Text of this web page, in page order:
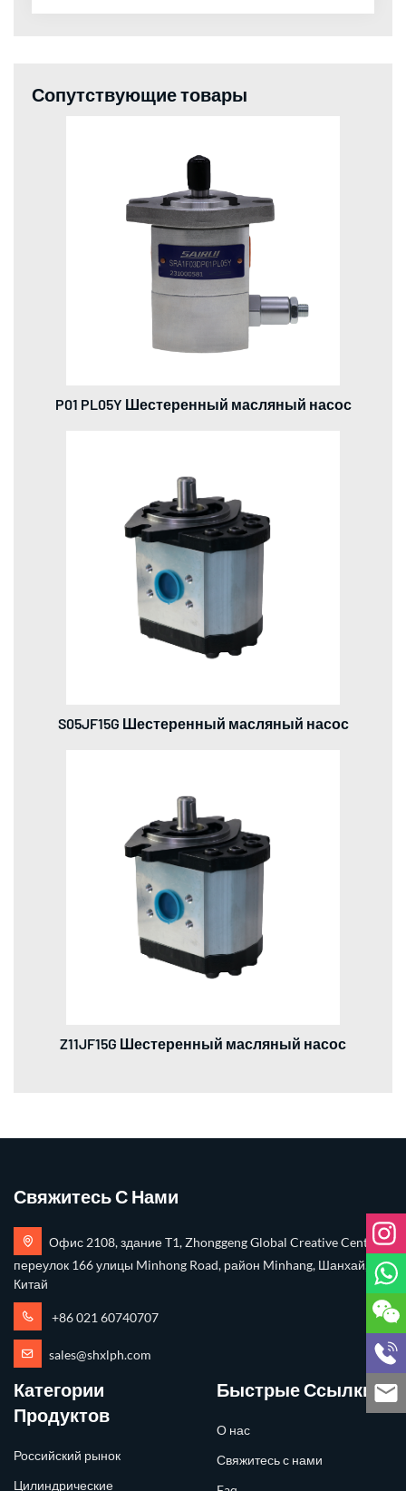
Сопутствующие товары
P01 PL05Y Шестеренный масляный насос
S05JF15G Шестеренный масляный насос
Z11JF15G Шестеренный масляный насос
Свяжитесь С Нами
Офис 2108, здание T1, Zhonggeng Global Creative Center,
переулок 166 улицы Minhong Road, район Minhang, Шанхай,
Китай
+86 021 60740707
sales@shxlph.com
Категории
Продуктов
Российский рынок
Цилиндрические
Быстрые Ссылки
О нас
Свяжитесь с нами